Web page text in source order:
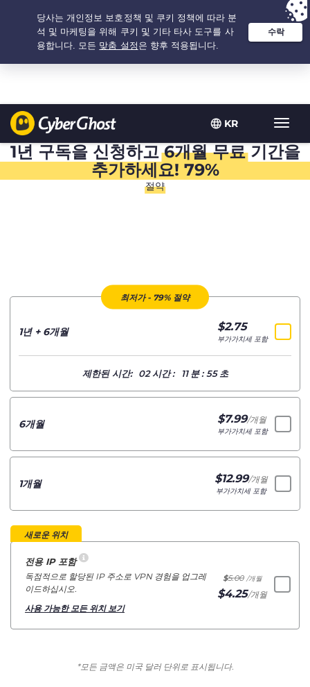
KR
탐
색
토
추천 옵션:최저가 - 1.5년 $ 2.75/개월
1년 구독을 신청하고6개월 무료기간을
추가하세요! 79%
절약
최저가 - 79% 절약
1년 + 6개월 $2.75/개월
부가가치세 포함
제한된 시간: 02 시간 : 11 분 : 54 초
6개월 $7.99/개월
부가가치세 포함
1개월 $12.99/개월
부가가치세 포함
새로운 위치
전용 IP 포함
독점적으로 할당된 IP 주소로 VPN 경험을 업그레
이드하십시오.
사용 가능한 모든 위치 보기
$5.00 /개월
$4.25/개월
*모든 금액은 미국 달러 단위로 표시됩니다.